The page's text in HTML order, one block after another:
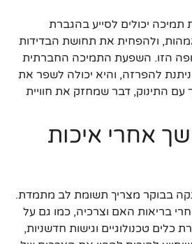
תמיכה יכולים לסייע בהגברת
ולהפחית את תחושת הבדידות
הזו. השפעת התמיכה החברתית
להפרזה, והיא יכולה לשפר את
התינוק, דבר שמחזק את חוויית
אחרי איכות
בבוקר מצריך תשומת לב מתמדת.
בריאות האם וצרכיה, כמו גם על
כלים טכנולוגיים וגישות חדשניות,